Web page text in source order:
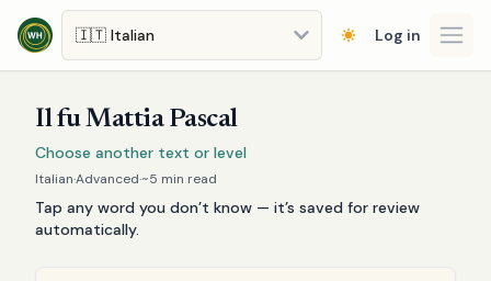
Skip to main content
Log in
Il fu Mattia Pascal
Choose another text or level
Italian·Advanced·~5 min read
Tap any word you don’t know — it’s saved for review
automatically.